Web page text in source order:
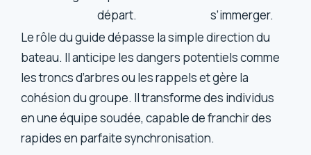
départ.
s’immerger.
Le rôle du guide dépasse la simple direction du
bateau. Il anticipe les dangers potentiels comme
les troncs d’arbres ou les rappels et gère la
cohésion du groupe. Il transforme des individus
en une équipe soudée, capable de franchir des
rapides en parfaite synchronisation.